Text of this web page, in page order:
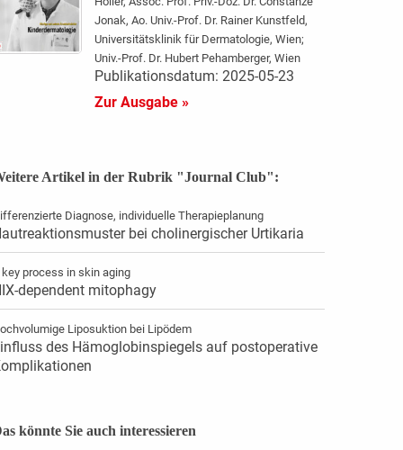
Jonak, Ao. Univ.-Prof. Dr. Rainer Kunstfeld,
Universitätsklinik für Dermatologie, Wien;
Univ.-Prof. Dr. Hubert Pehamberger, Wien
Publikationsdatum: 2025-05-23
Zur Ausgabe »
Artikel in der Rubrik "Journal Club":
Diagnose, individuelle Therapieplanung
bei cholinergischer Urtikaria
key process in skin aging
dependent mitophagy
Liposuktion bei Lipödem
des Hämoglobinspiegels auf postoperative
könnte Sie auch interessieren